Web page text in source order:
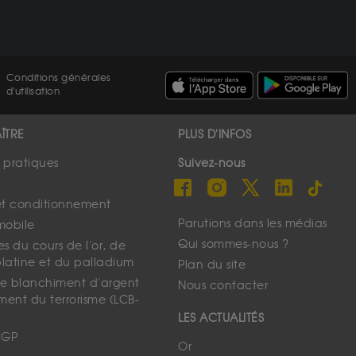
Conditions générales
d'utilisation
pratiques
conditionnement
du cours de l'or, de
et du palladium
blanchiment d'argent
du terrorisme (LCB-
PLUS D'INFOS
Suivez-nous
Parutions dans les médias
Qui sommes-nous ?
Plan du site
Nous contacter
LES ACTUALITÉS
Or